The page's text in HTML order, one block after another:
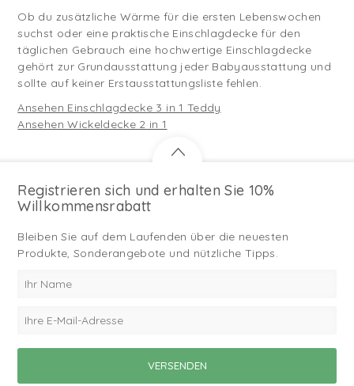
Ob du zusätzliche Wärme für die ersten Lebenswochen
suchst oder eine praktische Einschlagdecke für den
täglichen Gebrauch eine hochwertige Einschlagdecke
gehört zur Grundausstattung jeder Babyausstattung und
sollte auf keiner Erstausstattungsliste fehlen.
Ansehen Einschlagdecke 3 in 1 Teddy
Ansehen Wickeldecke 2 in 1
Registrieren sich und erhalten Sie 10%
Willkommensrabatt
Bleiben Sie auf dem Laufenden über die neuesten
Produkte, Sonderangebote und nützliche Tipps.